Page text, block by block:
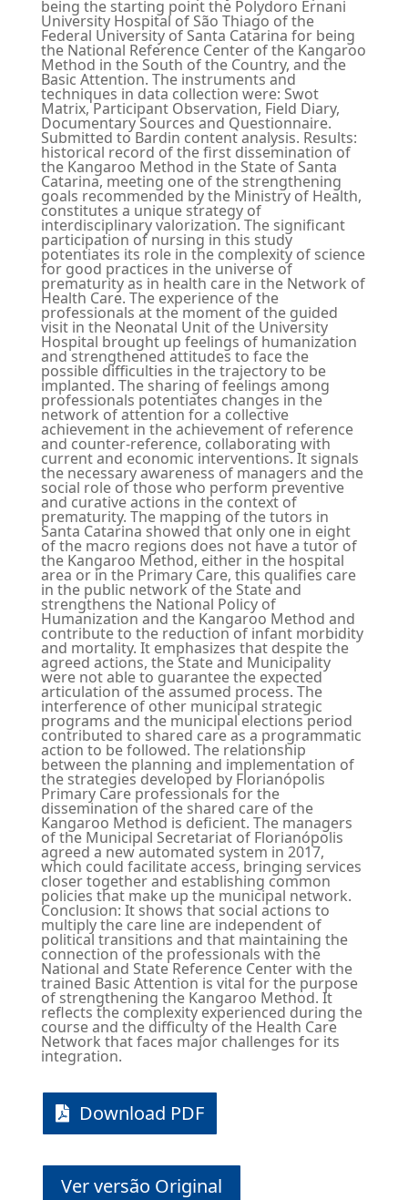
being the starting point the Polydoro Ernani
University Hospital of São Thiago of the
Federal University of Santa Catarina for being
the National Reference Center of the Kangaroo
Method in the South of the Country, and the
Basic Attention. The instruments and
techniques in data collection were: Swot
Matrix, Participant Observation, Field Diary,
Documentary Sources and Questionnaire.
Submitted to Bardin content analysis. Results:
historical record of the first dissemination of
the Kangaroo Method in the State of Santa
Catarina, meeting one of the strengthening
goals recommended by the Ministry of Health,
constitutes a unique strategy of
interdisciplinary valorization. The significant
participation of nursing in this study
potentiates its role in the complexity of science
for good practices in the universe of
prematurity as in health care in the Network of
Health Care. The experience of the
professionals at the moment of the guided
visit in the Neonatal Unit of the University
Hospital brought up feelings of humanization
and strengthened attitudes to face the
possible difficulties in the trajectory to be
implanted. The sharing of feelings among
professionals potentiates changes in the
network of attention for a collective
achievement in the achievement of reference
and counter-reference, collaborating with
current and economic interventions. It signals
the necessary awareness of managers and the
social role of those who perform preventive
and curative actions in the context of
prematurity. The mapping of the tutors in
Santa Catarina showed that only one in eight
of the macro regions does not have a tutor of
the Kangaroo Method, either in the hospital
area or in the Primary Care, this qualifies care
in the public network of the State and
strengthens the National Policy of
Humanization and the Kangaroo Method and
contribute to the reduction of infant morbidity
and mortality. It emphasizes that despite the
agreed actions, the State and Municipality
were not able to guarantee the expected
articulation of the assumed process. The
interference of other municipal strategic
programs and the municipal elections period
contributed to shared care as a programmatic
action to be followed. The relationship
between the planning and implementation of
the strategies developed by Florianópolis
Primary Care professionals for the
dissemination of the shared care of the
Kangaroo Method is deficient. The managers
of the Municipal Secretariat of Florianópolis
agreed a new automated system in 2017,
which could facilitate access, bringing services
closer together and establishing common
policies that make up the municipal network.
Conclusion: It shows that social actions to
multiply the care line are independent of
political transitions and that maintaining the
connection of the professionals with the
National and State Reference Center with the
trained Basic Attention is vital for the purpose
of strengthening the Kangaroo Method. It
reflects the complexity experienced during the
course and the difficulty of the Health Care
Network that faces major challenges for its
integration.
Download PDF
Ver versão Original